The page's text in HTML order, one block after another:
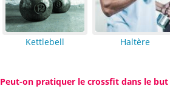
Kettlebell Haltère
Peut-on pratiquer le crossfit dans le